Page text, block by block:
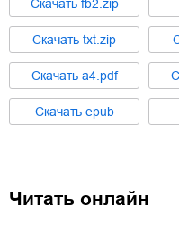
Cкачать fb2.zip
Cкачать txt.zip
Cкачать a4.pdf
Cкачать epub
Читать онлайн